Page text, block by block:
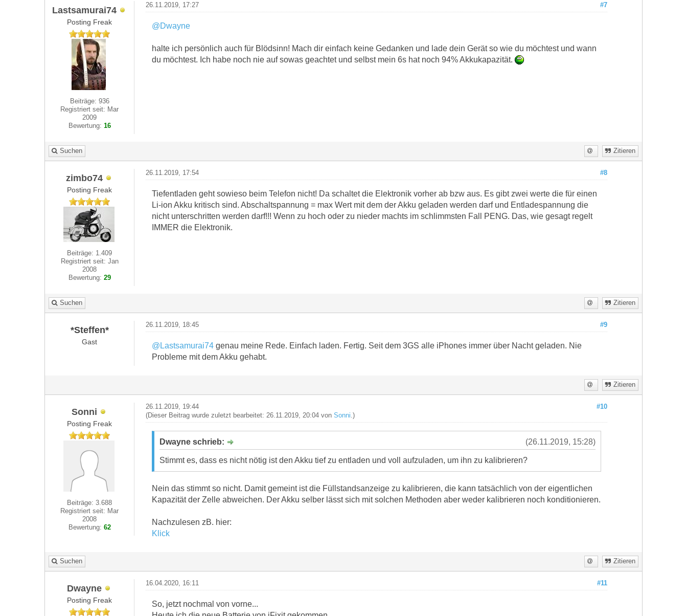
Lastsamurai74
Posting Freak
Beiträge: 936
Registriert seit: Mar
2009
Bewertung: 16
#7
26.11.2019, 17:27
@Dwayne
halte ich persönlich auch für Blödsinn! Mach dir einfach keine Gedanken und lade dein Gerät so wie du möchtest und wann
du möchtest. Ich habe noch nie auf sowas geachtet und selbst mein 6s hat noch 94% Akkukapazität.
Suchen Zitieren
zimbo74
Posting Freak
Beiträge: 1.409
Registriert seit: Jan
2008
Bewertung: 29
#8
26.11.2019, 17:54
Tiefentladen geht sowieso beim Telefon nicht! Da schaltet die Elektronik vorher ab bzw aus. Es gibt zwei werte die für einen
Li-ion Akku kritisch sind. Abschaltspannung = max Wert mit dem der Akku geladen werden darf und Entladespannung die
nicht unterschritten werden darf!!! Wenn zu hoch oder zu nieder machts im schlimmsten Fall PENG. Das, wie gesagt regelt
IMMER die Elektronik.
Suchen Zitieren
*Steffen*
Gast
#9
26.11.2019, 18:45
@Lastsamurai74genau meine Rede. Einfach laden. Fertig. Seit dem 3GS alle iPhones immer über Nacht geladen. Nie
Probleme mit dem Akku gehabt.
Zitieren
Sonni
Posting Freak
Beiträge: 3.688
Registriert seit: Mar
2008
Bewertung: 62
#10
26.11.2019, 19:44
(Dieser Beitrag wurde zuletzt bearbeitet: 26.11.2019, 20:04 von Sonni .)
(26.11.2019, 15:28)
Dwayne schrieb:
Stimmt es, dass es nicht nötig ist den Akku tief zu entladen und voll aufzuladen, um ihn zu kalibrieren?
Nein das stimmt so nicht. Damit gemeint ist die Füllstandsanzeige zu kalibrieren, die kann tatsächlich von der eigentlichen
Kapazität der Zelle abweichen. Der Akku selber lässt sich mit solchen Methoden aber weder kalibrieren noch konditionieren.
Nachzulesen zB. hier:
Klick
Suchen Zitieren
Dwayne
Posting Freak
#11
16.04.2020, 16:11
So, jetzt nochmal von vorne...